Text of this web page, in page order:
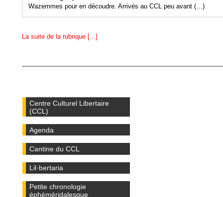
Wazemmes pour en découdre. Arrivés au CCL peu avant (…)
La suite de la rubrique [...]
Centre Culturel Libertaire
(CCL)
Agenda
Cantine du CCL
Lil·bertaria
Petite chronologie
éphéméridalesque